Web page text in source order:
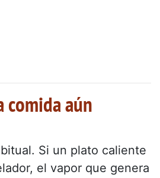
comida aún
Si un plato caliente
el vapor que genera